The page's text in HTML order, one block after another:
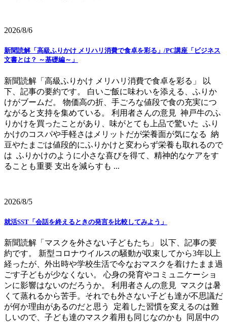
2026/8/6
新聞読解「高級ふりかけ メリハリ消費で食卓を彩る」/PC講座「ビジネス
文書とは？ ～基礎編～」
新聞読解「高級ふりかけ メリハリ消費で食卓を彩る」 以
下、記事の要約です。 白いご飯に味わいを添える、ふりか
けがブームだ。 物価高の折、手ごろな値段で食の充実につ
ながると支持を集めている。 利用者さんの意見 神戸牛のふ
りかけを買ったことがあり、味がとても上品で驚いた ふり
かけのコスパや手軽さはメリットだが栄養面が気になる 納
豆やたまごは値段的にふりかけと変わらず栄養も取れるので
は ふりかけのように小さな喜びを得て、精神的なケアをす
ることも重要 支出を減らすも ...
2026/8/5
就活SST「会話を終えるときの発言を比較してみよう」
新聞読解「マスクを外さない子どもたち」 以下、記事の要
約です。 新型コロナウイルスの騒動が収束してから3年以上
経ったが、外出時や学校生活で今なおマスクを着けたまま過
ごす子どもが少なくない。 心身の発育やコミュニケーショ
ンに影響はないのだろうか。 利用者さんの意見 マスクは暑
くて蒸れるから苦手。それでも外さない子ども達が不思議だ
が何か理由があるのだと思う 定着した習慣を変えるのは難
しいので、子ども達のマスク着用も同じなのかも 同居中の